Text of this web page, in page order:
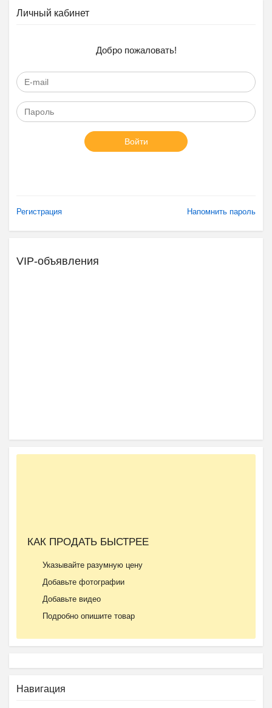
Личный кабинет
Добро пожаловать!
Войти
Регистрация Напомнить пароль
VIP-объявления
КАК ПРОДАТЬ БЫСТРЕЕ
Указывайте разумную цену
Добавьте фотографии
Добавьте видео
Подробно опишите товар
Навигация